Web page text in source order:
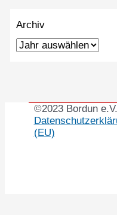
Archiv
©2023 Bordun
(EU)